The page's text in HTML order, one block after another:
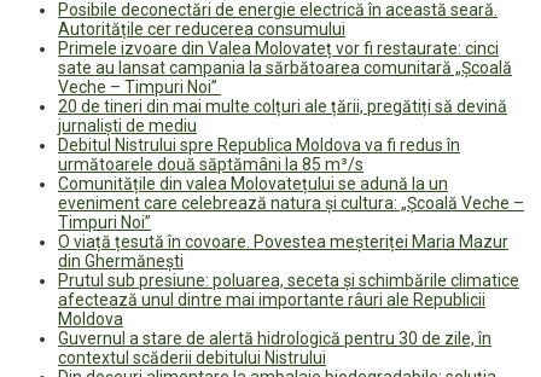
Posibile deconectări de energie electrică în această seară.
Autoritățile cer reducerea consumului
Primele izvoare din Valea Molovateț vor fi restaurate: cinci
sate au lansat campania la sărbătoarea comunitară „Școală
Veche – Timpuri Noi”
20 de tineri din mai multe colțuri ale țării, pregătiți să devină
jurnaliști de mediu
Debitul Nistrului spre Republica Moldova va fi redus în
următoarele două săptămâni la 85 m³/s
Comunitățile din valea Molovatețului se adună la un
eveniment care celebrează natura și cultura: „Școală Veche –
Timpuri Noi”
O viață țesută în covoare. Povestea meșteriței Maria Mazur
din Ghermănești
Prutul sub presiune: poluarea, seceta și schimbările climatice
afectează unul dintre mai importante râuri ale Republicii
Moldova
Guvernul a stare de alertă hidrologică pentru 30 de zile, în
contextul scăderii debitului Nistrului